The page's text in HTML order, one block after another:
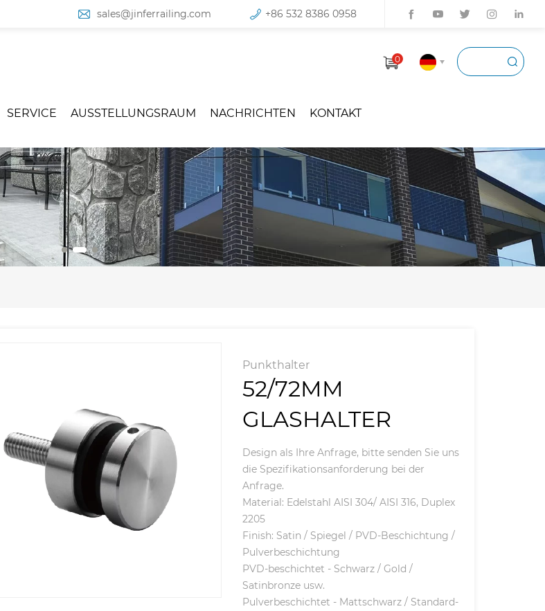
sales@jinferrailing.com +86 532 8386 0958
0
SERVICE AUSSTELLUNGSRAUM NACHRICHTEN KONTAKT
Punkthalter
52/72MM
GLASHALTER
Design als Ihre Anfrage, bitte senden Sie uns
die Spezifikationsanforderung bei der
Anfrage.
Material: Edelstahl AISI 304/ AISI 316, Duplex
2205
Finish: Satin / Spiegel / PVD-Beschichtung /
Pulverbeschichtung
PVD-beschichtet - Schwarz / Gold /
Satinbronze usw.
Pulverbeschichtet - Mattschwarz / Standard-